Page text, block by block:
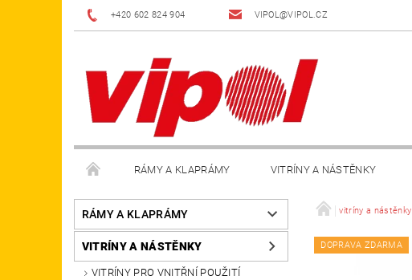
+420 602 824 904 VIPOL@VIPOL.CZ
RÁMY A KLAPRÁMY VITRÍNY A NÁSTĚNKY
DOPLŇKY OBCHODNÍ PODMÍNKY KONTAKTY
RÁMY A KLAPRÁMY
VITRÍNY A NÁSTĚNKY
VITRÍNY PRO VNITŘNÍ POUŽITÍ
vitríny a nástěnky
DOPRAVA ZDARMA